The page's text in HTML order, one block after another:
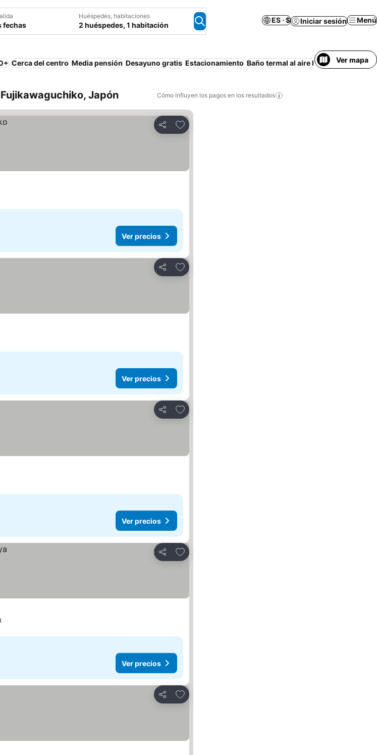
fechas
Huéspedes, habitaciones
2 huéspedes, 1 habitación
ES · $ Iniciar sesión Menú
Cerca del centro Media pensión Desayuno gratis Estacionamiento Baño termal al aire libre Hab. no
Ver mapa
Japón Cómo influyen los pagos en los resultados
Compartir
Añadir a favoritos
Ver precios
Compartir
Añadir a favoritos
Ver precios
Compartir
Añadir a favoritos
Ver precios
Compartir
Añadir a favoritos
Ver precios
Compartir
Añadir a favoritos